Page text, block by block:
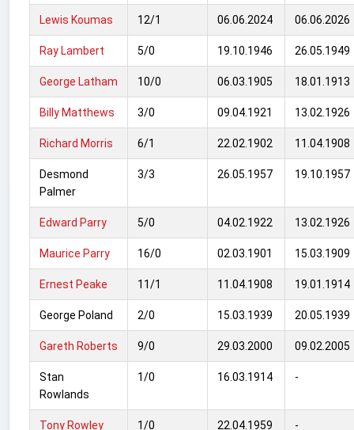
Lewis Koumas 12/1 06.06.2024 06.06.2026
Ray Lambert 5/0 19.10.1946 26.05.1949
George Latham 10/0 06.03.1905 18.01.1913
Billy Matthews 3/0 09.04.1921 13.02.1926
Richard Morris 6/1 22.02.1902 11.04.1908
Desmond
Palmer
3/3 26.05.1957 19.10.1957
Edward Parry 5/0 04.02.1922 13.02.1926
Maurice Parry 16/0 02.03.1901 15.03.1909
Ernest Peake 11/1 11.04.1908 19.01.1914
George Poland 2/0 15.03.1939 20.05.1939
Gareth Roberts 9/0 29.03.2000 09.02.2005
Stan
Rowlands
1/0 16.03.1914 -
Tony Rowley 1/0 22.04.1959 -